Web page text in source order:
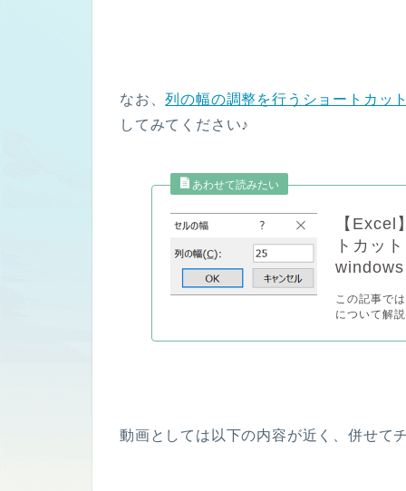
なお、列の幅の調整を行うショートカッ
してみてください♪
【
トカッ
この記事で
について解
動画としては以下の内容が近く、併せて